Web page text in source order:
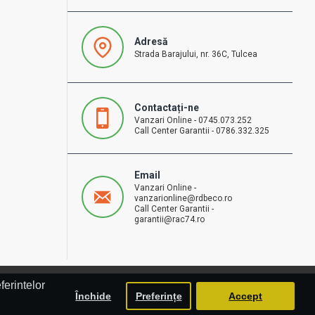
Închide Preferințe Accept
Adresă
Strada Barajului, nr. 36C, Tulcea
Contactați-ne
Vanzari Online - 0745.073.252
Call Center Garantii - 0786.332.325
Email
Vanzari Online -
vanzarionline@rdbeco.ro
Call Center Garantii -
garantii@rac74.ro